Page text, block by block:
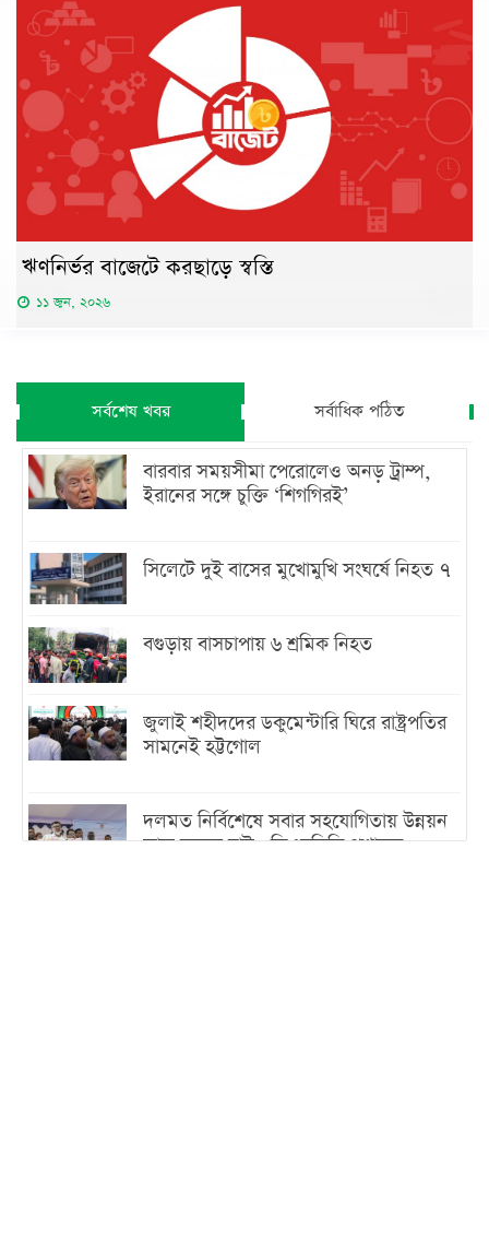
ঋণনির্ভর বাজেটে করছাড়ে স্বস্তি
১১ জুন, ২০২৬
সর্বশেষ খবর সর্বাধিক পঠিত
বারবার সময়সীমা পেরোলেও অনড় ট্রাম্প,
ইরানের সঙ্গে চুক্তি ‘শিগগিরই’
সিলেটে দুই বাসের মুখোমুখি সংঘর্ষে নিহত ৭
বগুড়ায় বাসচাপায় ৬ শ্রমিক নিহত
জুলাই শহীদদের ডকুমেন্টারি ঘিরে রাষ্ট্রপতির
সামনেই হট্টগোল
দলমত নির্বিশেষে সবার সহযোগিতায় উন্নয়ন
কাজ করতে চাই : ডিএনসিসি প্রশাসক